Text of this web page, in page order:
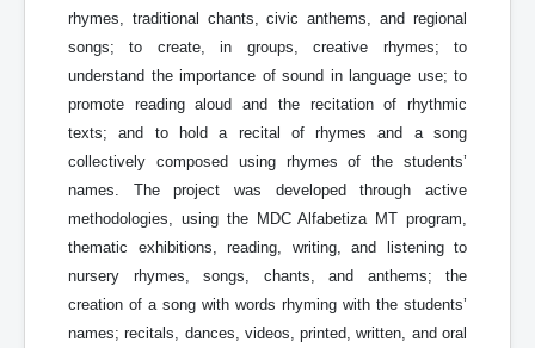
rhymes, traditional chants, civic anthems, and regional
songs; to create, in groups, creative rhymes; to
understand the importance of sound in language use; to
promote reading aloud and the recitation of rhythmic
texts; and to hold a recital of rhymes and a song
collectively composed using rhymes of the students’
names. The project was developed through active
methodologies, using the MDC Alfabetiza MT program,
thematic exhibitions, reading, writing, and listening to
nursery rhymes, songs, chants, and anthems; the
creation of a song with words rhyming with the students’
names; recitals, dances, videos, printed, written, and oral